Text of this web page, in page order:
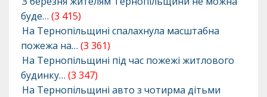
буде… (3 415)
На Тернопільщині спалахнула масштабна
пожежа на… (3 361)
На Тернопільщині під час пожежі житлового
будинку… (3 347)
На Тернопільщині авто з чотирма дітьми